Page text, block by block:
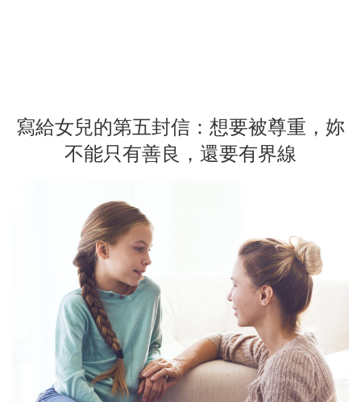
寫給女兒的第五封信：想要被尊重，妳
不能只有善良，還要有界線